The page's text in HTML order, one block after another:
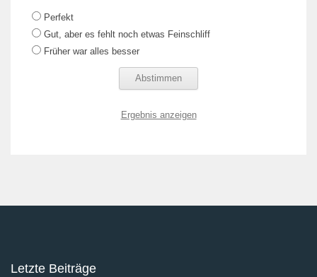
Perfekt
Gut, aber es fehlt noch etwas Feinschliff
Früher war alles besser
Ergebnis anzeigen
Letzte Beiträge